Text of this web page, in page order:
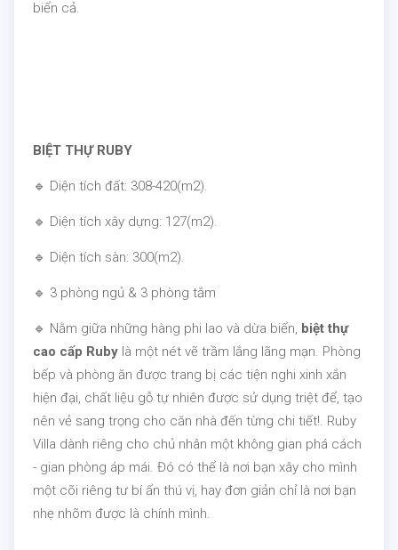
biển cả.
BIỆT THỰ RUBY
🔹 Diện tích đất: 308-420(m2).
🔹 Diện tích xây dựng: 127(m2).
🔹 Diện tích sàn: 300(m2).
🔹 3 phòng ngủ & 3 phòng tắm
🔹 Nằm giữa những hàng phi lao và dừa biển, biệt thự
cao cấp Ruby là một nét vẽ trầm lắng lãng mạn. Phòng
bếp và phòng ăn được trang bị các tiện nghi xinh xắn
hiện đại, chất liệu gỗ tự nhiên được sử dụng triệt để, tạo
nên vẻ sang trọng cho căn nhà đến từng chi tiết!. Ruby
Villa dành riêng cho chủ nhân một không gian phá cách
- gian phòng áp mái. Đó có thể là nơi bạn xây cho mình
một cõi riêng tư bí ẩn thú vị, hay đơn giản chỉ là nơi bạn
nhẹ nhõm được là chính mình.